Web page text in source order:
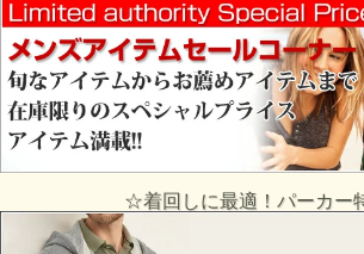
☆着回しに最適！パーカー